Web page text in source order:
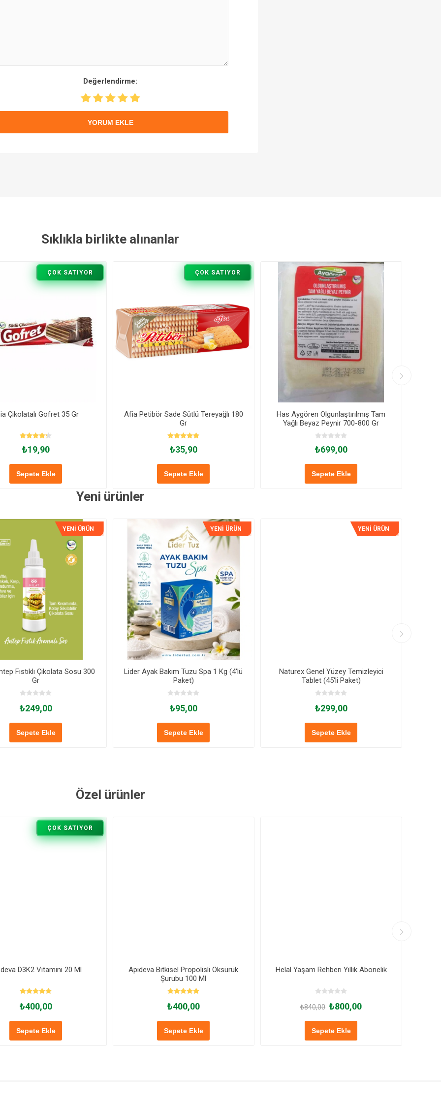
Değerlendirme:
YORUM EKLE
Sıklıkla birlikte alınanlar
ÇOK SATIYOR
Çikolatalı Gofret 35 Gr
₺19,90
Sepete Ekle
ÇOK SATIYOR
Afia Petibör Sade Sütlü Tereyağlı 180
Gr
₺35,90
Sepete Ekle
Has Aygören Olgunlaştırılmış Tam
Yağlı Beyaz Peynir 700-800 Gr
₺699,00
Sepete Ekle
Yeni ürünler
YENİ ÜRÜN
Fıstıklı Çikolata Sosu 300
Gr
₺249,00
Sepete Ekle
YENİ ÜRÜN
Lider Ayak Bakım Tuzu Spa 1 Kg (4'lü
Paket)
₺95,00
Sepete Ekle
YENİ ÜRÜN
Naturex Genel Yüzey Temizleyici
Tablet (45'li Paket)
₺299,00
Sepete Ekle
Özel ürünler
ÇOK SATIYOR
D3K2 Vitamini 20 Ml
₺400,00
Sepete Ekle
Apideva Bitkisel Propolisli Öksürük
Şurubu 100 Ml
₺400,00
Sepete Ekle
Helal Yaşam Rehberi Yıllık Abonelik
₺840,00 ₺800,00
Sepete Ekle